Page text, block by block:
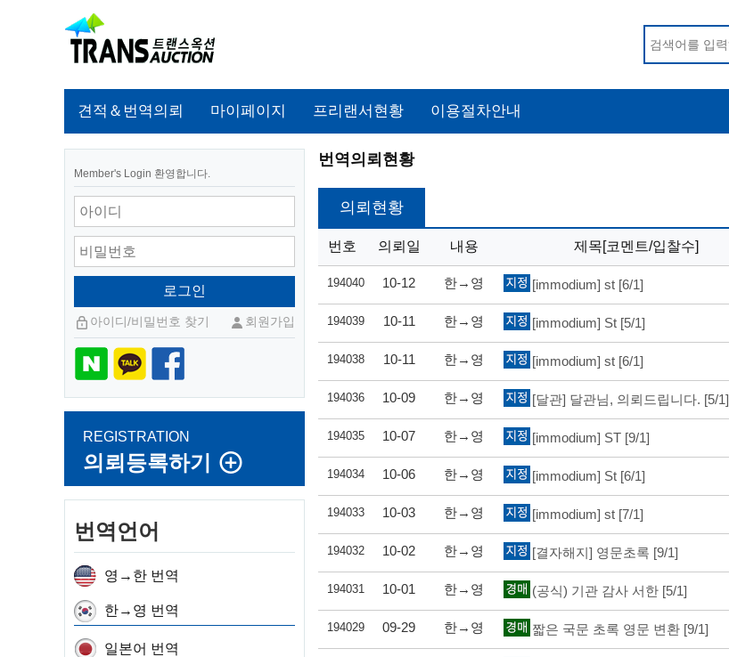
견적＆번역의뢰 마이페이지 프리랜서현황 이용절차안내
Member's Login 환영합니다.
아이디/비밀번호 찾기 회원가입
REGISTRATION
의뢰등록하기
번역언어
영→한 번역
한→영 번역
일본어 번역
번역의뢰현황
의뢰현황
번호 의뢰일 내용 제목[코멘트/입찰수]
194040 10-12 한→영 [immodium] st [6/1]
194039 10-11 한→영 [immodium] St [5/1]
194038 10-11 한→영 [immodium] st [6/1]
194036 10-09 한→영 [달관] 달관님, 의뢰드립니다. [5/1]
194035 10-07 한→영 [immodium] ST [9/1]
194034 10-06 한→영 [immodium] St [6/1]
194033 10-03 한→영 [immodium] st [7/1]
194032 10-02 한→영 [결자해지] 영문초록 [9/1]
194031 10-01 한→영 (공식) 기관 감사 서한 [5/1]
194029 09-29 한→영 짧은 국문 초록 영문 변환 [9/1]